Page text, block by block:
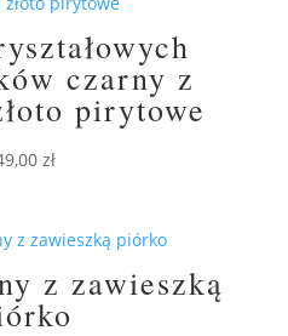
czarny z
pirytowe
zł
z zawieszką